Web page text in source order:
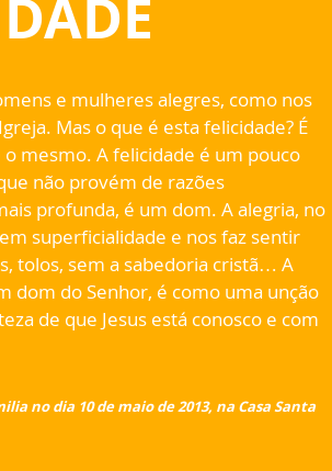
e mulheres alegres, como nos
Mas o que é esta felicidade? É
o mesmo. A felicidade é um pouco
não provém de razões
profunda, é um dom. A alegria, no
superficialidade e nos faz sentir
tolos, sem a sabedoria cristã… A
dom do Senhor, é como uma unção
de que Jesus está conosco e com
no dia 10 de maio de 2013, na Casa Santa